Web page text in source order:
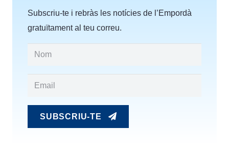
Subscriu-te i rebràs les notícies de l’Empordà
gratuïtament al teu correu.
SUBSCRIU-TE